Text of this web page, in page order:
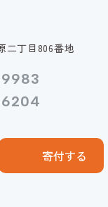
二丁目806番地
寄付する